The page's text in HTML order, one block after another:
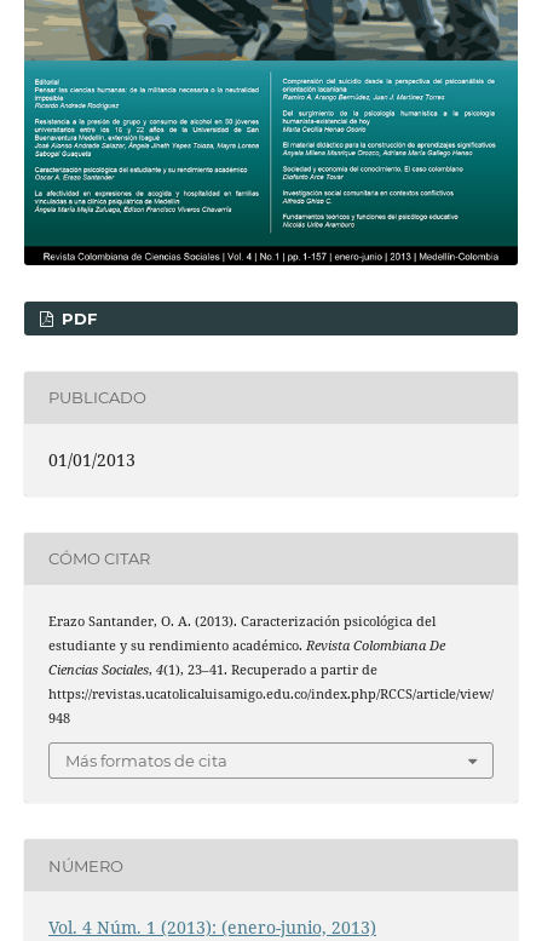
PDF
PUBLICADO
01/01/2013
CÓMO CITAR
Erazo Santander, O. A. (2013). Caracterización psicológica del
estudiante y su rendimiento académico. Revista Colombiana De
Ciencias Sociales, 4(1), 23–41. Recuperado a partir de
https://revistas.ucatolicaluisamigo.edu.co/index.php/RCCS/article/view/
948
Más formatos de cita
NÚMERO
Vol. 4 Núm. 1 (2013): (enero-junio, 2013)